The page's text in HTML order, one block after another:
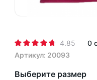
4.85
0
Артикул: 20093
Выберите размер